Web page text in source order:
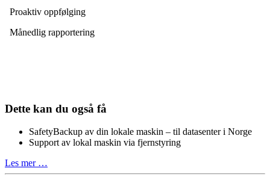
Proaktiv oppfølging
Månedlig rapportering
Dette kan du også få
SafetyBackup av din lokale maskin – til datasenter i Norge
Support av lokal maskin via fjernstyring
Les mer …